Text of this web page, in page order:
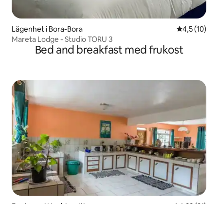
Lägenhet i Bora-Bora 4,5 av 5 i
4,5 (10)
Mareta Lodge - Studio TORU 3
Bed and breakfast med frukost